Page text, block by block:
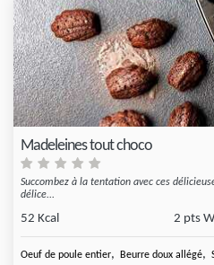
Madeleines tout choco
Succombez à la tentation avec ces
délice...
52 Kcal 2 pts
Oeuf de poule entier, Beurre doux allégé,